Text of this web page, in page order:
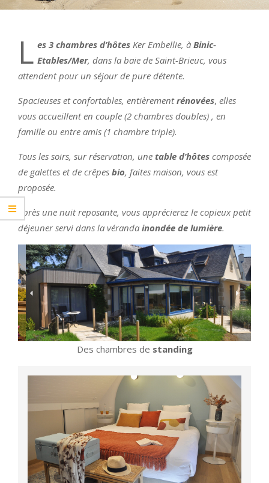
L es 3 chambres d’hôtes Ker Embellie, àBinic-
Etables/Mer, dans la baie de Saint-Brieuc, vous
attendent pour un séjour de pure détente.
Spacieuses et confortables, entièrementrénovées, elles
vous accueillent en couple (2 chambres doubles) , en
famille ou entre amis (1 chambre triple).
Tous les soirs, sur réservation, une table d’hôtes composée
de galettes et de crêpes bio, faites maison, vous est
proposée.
Après une nuit reposante, vous apprécierez le copieux petit
déjeuner servi dans la véranda inondée de lumière.
Des chambres de standing